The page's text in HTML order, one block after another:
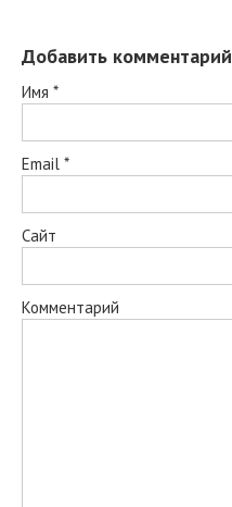
Добавить комментарий
Имя *
Email *
Сайт
Комментарий